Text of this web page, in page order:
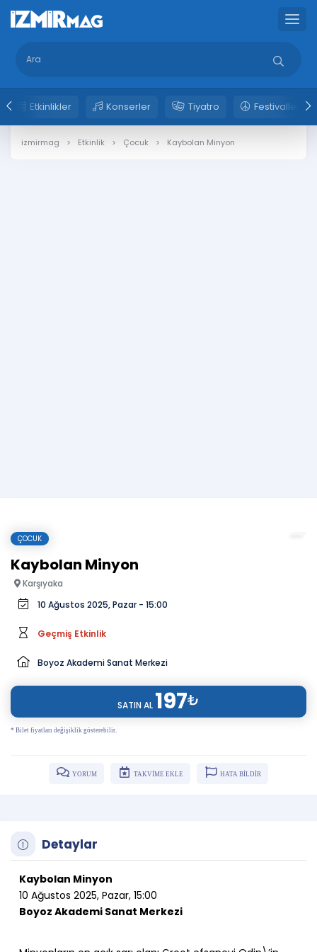
Etkinlikler Konserler Tiyatro Festivaller
izmirmag Etkinlik Çocuk Kaybolan Minyon
ÇOCUK
Kaybolan Minyon
Karşıyaka
10 Ağustos 2025, Pazar - 15:00
Geçmiş Etkinlik
Boyoz Akademi Sanat Merkezi
SATIN AL 197₺
* Bilet fiyatları değişiklik gösterebilir.
YORUM TAKVİME EKLE HATA BİLDİR
Detaylar
Kaybolan Minyon
10 Ağustos 2025, Pazar, 15:00
Boyoz Akademi Sanat Merkezi